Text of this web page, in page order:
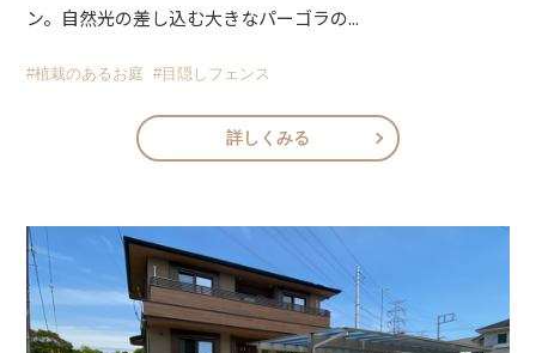
ン。自然光の差し込む大きなパーゴラの...
#植栽のあるお庭 #目隠しフェンス
詳しくみる